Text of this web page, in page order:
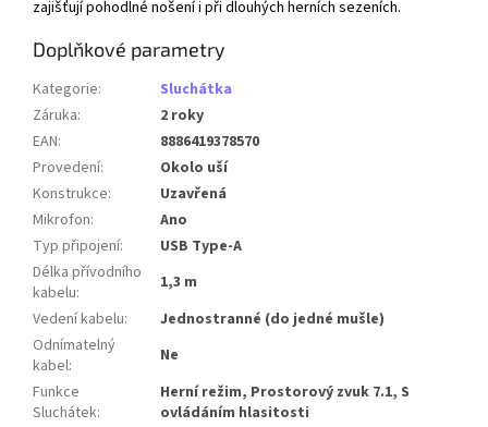
zajišťují pohodlné nošení i při dlouhých herních sezeních.
Doplňkové parametry
Kategorie:
Sluchátka
Záruka:
2 roky
EAN:
8886419378570
Provedení:
Okolo uší
Konstrukce:
Uzavřená
Mikrofon:
Ano
Typ připojení:
USB Type-A
Délka přívodního
kabelu:
1,3 m
Vedení kabelu:
Jednostranné (do jedné mušle)
Odnímatelný
kabel:
Ne
Funkce
Sluchátek:
Herní režim, Prostorový zvuk 7.1, S
ovládáním hlasitosti